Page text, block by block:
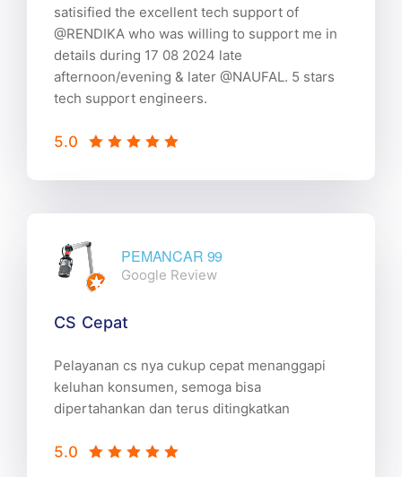
satisified the excellent tech support of
@RENDIKA who was willing to support me in
details during 17 08 2024 late
afternoon/evening & later @NAUFAL. 5 stars
tech support engineers.
5.0
PEMANCAR 99
Google Review
CS Cepat
Pelayanan cs nya cukup cepat menanggapi
keluhan konsumen, semoga bisa
dipertahankan dan terus ditingkatkan
5.0